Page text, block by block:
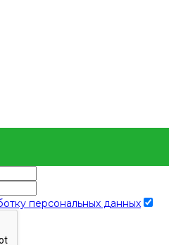
персональных данных